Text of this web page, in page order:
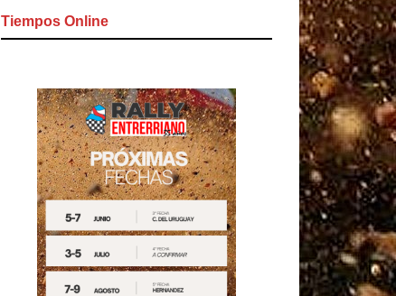
Tiempos Online